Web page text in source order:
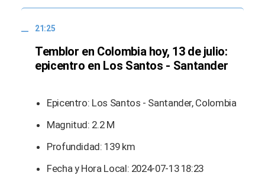
21:25
Temblor en Colombia hoy, 13 de julio:
epicentro en Los Santos - Santander
Epicentro: Los Santos - Santander, Colombia
Magnitud: 2.2 M
Profundidad: 139 km
Fecha y Hora Local: 2024-07-13 18:23